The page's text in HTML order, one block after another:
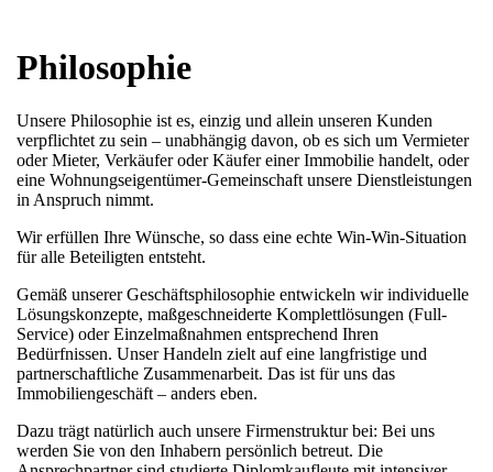
Philosophie
Unsere Philosophie ist es, einzig und allein unseren Kunden
verpflichtet zu sein – unabhängig davon, ob es sich um Vermieter
oder Mieter, Verkäufer oder Käufer einer Immobilie handelt, oder
eine Wohnungseigentümer-Gemeinschaft unsere Dienstleistungen
in Anspruch nimmt.
Wir erfüllen Ihre Wünsche, so dass eine echte Win-Win-Situation
für alle Beteiligten entsteht.
Gemäß unserer Geschäftsphilosophie entwickeln wir individuelle
Lösungskonzepte, maßgeschneiderte Komplettlösungen (Full-
Service) oder Einzelmaßnahmen entsprechend Ihren
Bedürfnissen. Unser Handeln zielt auf eine langfristige und
partnerschaftliche Zusammenarbeit. Das ist für uns das
Immobiliengeschäft – anders eben.
Dazu trägt natürlich auch unsere Firmenstruktur bei: Bei uns
werden Sie von den Inhabern persönlich betreut. Die